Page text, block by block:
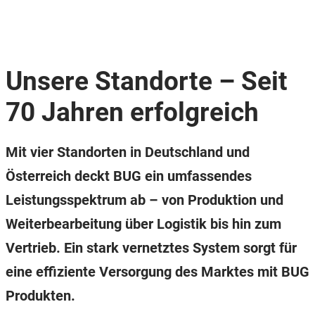
Unsere Standorte – Seit
70 Jahren erfolgreich
Mit vier Standorten in Deutschland und
Österreich deckt BUG ein umfassendes
Leistungsspektrum ab – von Produktion und
Weiterbearbeitung über Logistik bis hin zum
Vertrieb. Ein stark vernetztes System sorgt für
eine effiziente Versorgung des Marktes mit BUG
Produkten.